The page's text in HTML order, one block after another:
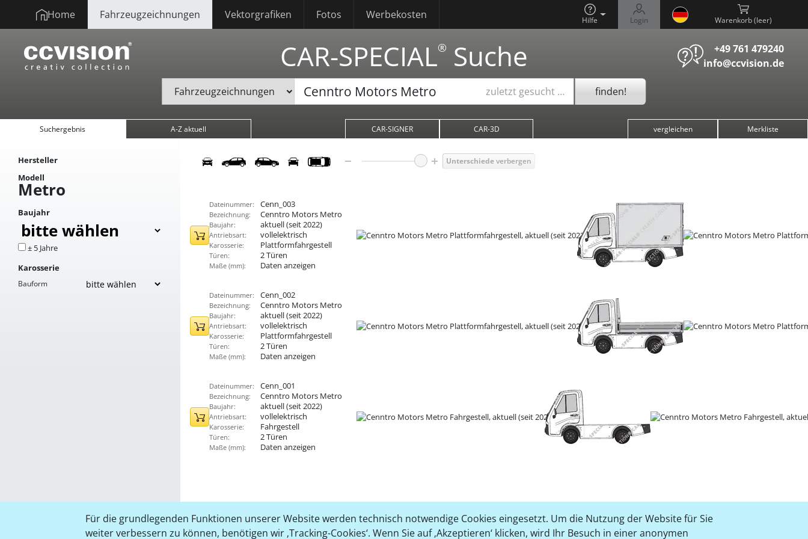
Für die grundlegenden Funktionen unserer Website werden technisch notwendige Cookies eingesetzt. Um die Nutzung der Website für Sie
weiter verbessern zu können, benötigen wir ‚Tracking-Cookies‘. Wenn Sie auf ‚Akzeptieren‘ klicken, wird Ihr Besuch in einer anonymen
Home Fahrzeugzeichnungen Vektorgrafiken Fotos Werbekosten Hilfe Login Warenkorb ( )
CAR-SPECIAL® Suche
+49 761 479240
info@ccvision.de
zuletzt gesucht … finden!
Suchergebnis A-Z aktuell CAR-SIGNER CAR-3D vergleichen Merkliste
Hersteller
Modell
Metro
Baujahr
± 5 Jahre
Karosserie
Bauform
Unterschiedeverbergen
Dateinummer: Cenn_003
Bezeichnung: Cenntro Motors Metro
Baujahr: aktuell (seit 2022)
Antriebsart: vollelektrisch
Karosserie: Plattformfahrgestell
Türen: 2 Türen
Maße (mm): Daten anzeigen
Dateinummer: Cenn_002
Bezeichnung: Cenntro Motors Metro
Baujahr: aktuell (seit 2022)
Antriebsart: vollelektrisch
Karosserie: Plattformfahrgestell
Türen: 2 Türen
Maße (mm): Daten anzeigen
Dateinummer: Cenn_001
Bezeichnung: Cenntro Motors Metro
Baujahr: aktuell (seit 2022)
Antriebsart: vollelektrisch
Karosserie: Fahrgestell
Türen: 2 Türen
Maße (mm): Daten anzeigen